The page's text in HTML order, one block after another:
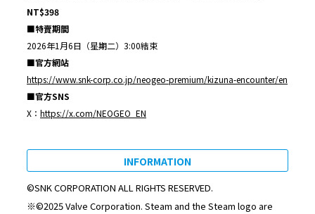
NT$398
■特賣期間
2026年1月6日（星期二）3:00結束
■官方網站
https://www.snk-corp.co.jp/neogeo-premium/kizuna-encounter/en
■官方SNS
X： https://x.com/NEOGEO_EN
INFORMATION
©SNK CORPORATION ALL RIGHTS RESERVED.
※©2025 Valve Corporation. Steam and the Steam logo are